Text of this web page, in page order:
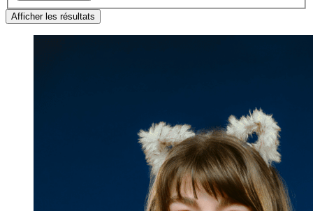
Afficher les résultats